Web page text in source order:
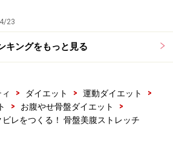
23
キングをもっと見る
> ダイエット > 運動ダイエット
>
> お腹やせ骨盤ダイエット
>
レをつくる！ 骨盤美腹ストレッチ